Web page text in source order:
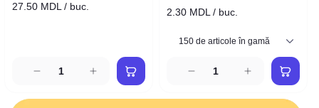
27.50 MDL / buc. 2.30 MDL / buc.